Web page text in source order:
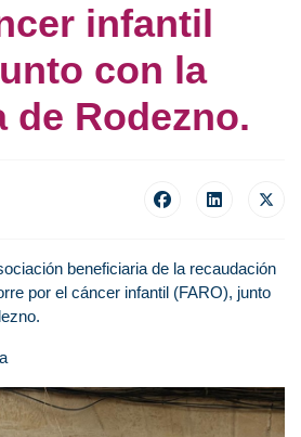
infantil
con la
de Rodezno.
beneficiaria de la recaudación
por el cáncer infantil (FARO), junto